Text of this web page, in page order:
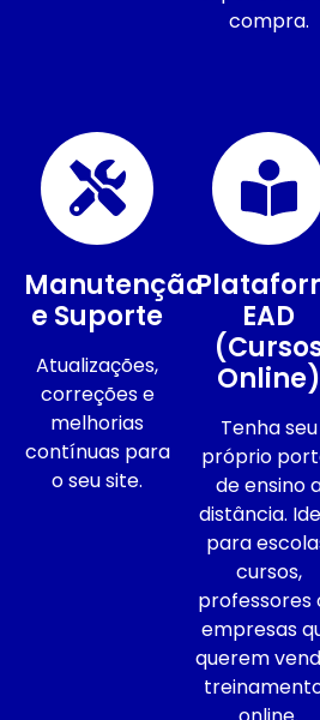
compra.
Manutenção
e Suporte
Atualizações,
correções e
melhorias
contínuas para
o seu site.
EAD
Online)
Tenha seu
próprio
de ensino
distância.
para
cursos,
professores
empresas
querem